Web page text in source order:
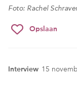
Foto: Rachel
Opslaan
Interview 15